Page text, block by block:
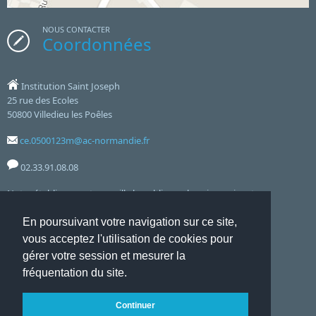
En poursuivant votre navigation sur ce site,
vous acceptez l'utilisation de cookies pour
gérer votre session et mesurer la
fréquentation du site.
Continuer
de SVT.
NOUS CONTACTER
Coordonnées
Institution Saint Joseph
25 rue des Ecoles
50800 Villedieu les Poêles
ce.0500123m@ac-normandie.fr
02.33.91.08.08
Notre établissement accueille le public aux horaires suivants :
8h00 12h00 - 13h30 17h00 - Lundi, Mardi, Jeudi, Vendredi
et le mercredi de 8h00 à 12h00
Connexion ADI Websco